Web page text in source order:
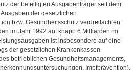
der beteiligten Ausgabenträger seit dem
der gesetzlichen
bzw. Gesundheitsschutz verdreifachten
im Jahr 1992 auf knapp 6 Milliarden im
ist insbesondere auf eine
der gesetzlichen Krankenkassen
betrieblichen Gesundheitsmanagements,
Impfprävention).